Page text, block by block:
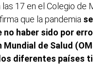
17 en el Colegio de
que la pandemia
no haber sido por
Mundial de Salud
diferentes países